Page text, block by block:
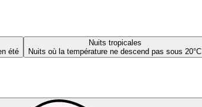
été
Nuits tropicales
Nuits où la température ne descend pas sous 20°C